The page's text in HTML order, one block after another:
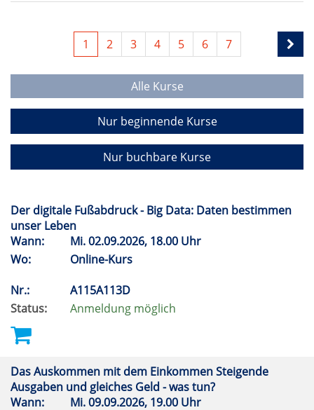
1 2 3 4 5 6 7
Alle Kurse
Nur beginnende Kurse
Nur buchbare Kurse
Der digitale Fußabdruck - Big Data: Daten bestimmen
unser Leben
Wann:
Mi.02.09.2026, 18.00 Uhr
Wo:
Online-Kurs
Nr.:
A115A113D
Status:
Anmeldung möglich
Das Auskommen mit dem Einkommen Steigende
Ausgaben und gleiches Geld - was tun?
Wann:
Mi.09.09.2026, 19.00 Uhr